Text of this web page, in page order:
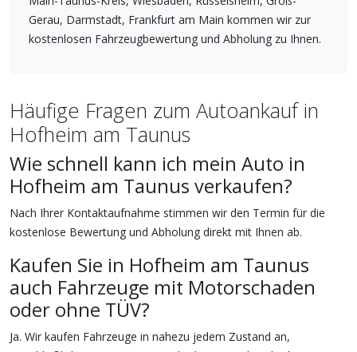
Gerau, Darmstadt, Frankfurt am Main kommen wir zur
kostenlosen Fahrzeugbewertung und Abholung zu Ihnen.
Häufige Fragen zum Autoankauf in
Hofheim am Taunus
Wie schnell kann ich mein Auto in
Hofheim am Taunus verkaufen?
Nach Ihrer Kontaktaufnahme stimmen wir den Termin für die
kostenlose Bewertung und Abholung direkt mit Ihnen ab.
Kaufen Sie in Hofheim am Taunus
auch Fahrzeuge mit Motorschaden
oder ohne TÜV?
Ja. Wir kaufen Fahrzeuge in nahezu jedem Zustand an,